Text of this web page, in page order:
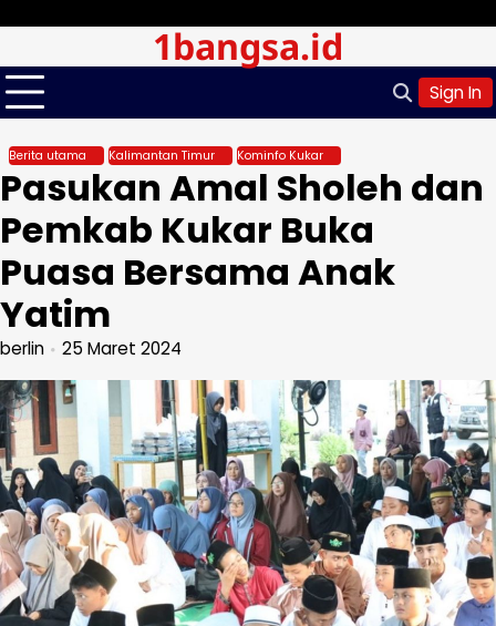
content
1bangsa.id
Sign In
Berita utama Kalimantan Timur Kominfo Kukar
Pasukan Amal Sholeh dan
Pemkab Kukar Buka
Puasa Bersama Anak
Yatim
berlin 25 Maret 2024